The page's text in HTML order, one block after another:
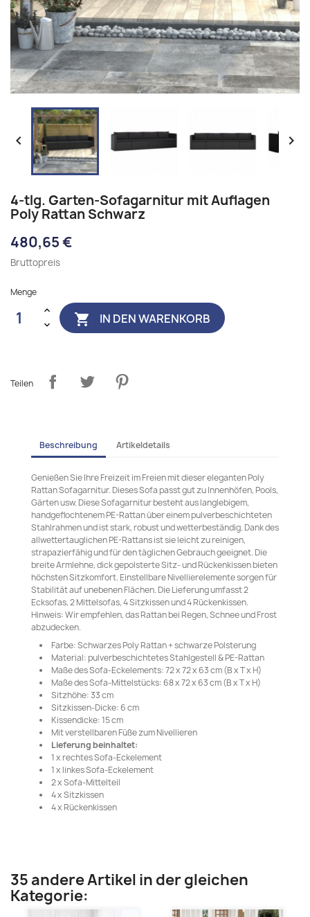
 
4-tlg. Garten-Sofagarnitur mit Auflagen
Poly Rattan Schwarz
480,65 €
Bruttopreis
Menge
 IN DEN WARENKORB
Teilen
Beschreibung Artikeldetails
Genießen Sie Ihre Freizeit im Freien mit dieser eleganten Poly
Rattan Sofagarnitur. Dieses Sofa passt gut zu Innenhöfen, Pools,
Gärten usw. Diese Sofagarnitur besteht aus langlebigem,
handgeflochtenem PE-Rattan über einem pulverbeschichteten
Stahlrahmen und ist stark, robust und wetterbeständig. Dank des
allwettertauglichen PE-Rattans ist sie leicht zu reinigen,
strapazierfähig und für den täglichen Gebrauch geeignet. Die
breite Armlehne, dick gepolsterte Sitz- und Rückenkissen bieten
höchsten Sitzkomfort. Einstellbare Nivellierelemente sorgen für
Stabilität auf unebenen Flächen. Die Lieferung umfasst 2
Ecksofas, 2 Mittelsofas, 4 Sitzkissen und 4 Rückenkissen.
Hinweis: Wir empfehlen, das Rattan bei Regen, Schnee und Frost
abzudecken.
Farbe: Schwarzes Poly Rattan + schwarze Polsterung
Material: pulverbeschichtetes Stahlgestell & PE-Rattan
Maße des Sofa-Eckelements: 72 x 72 x 63 cm (B x T x H)
Maße des Sofa-Mittelstücks: 68 x 72 x 63 cm (B x T x H)
Sitzhöhe: 33 cm
Sitzkissen-Dicke: 6 cm
Kissendicke: 15 cm
Mit verstellbaren Füße zum Nivellieren
Lieferung beinhaltet:
1 x rechtes Sofa-Eckelement
1 x linkes Sofa-Eckelement
2 x Sofa-Mittelteil
4 x Sitzkissen
4 x Rückenkissen
35 andere Artikel in der gleichen
Kategorie: